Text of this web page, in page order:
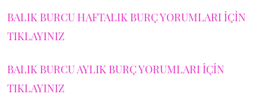
BALIK BURCU HAFTALIK BURÇ YORUMLARI İÇİN
TIKLAYINIZ
BALIK BURCU AYLIK BURÇ YORUMLARI İÇİN
TIKLAYINIZ